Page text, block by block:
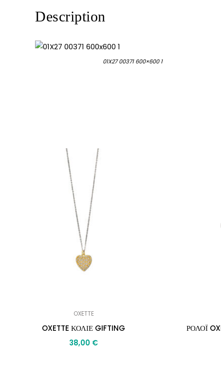
Description
01X27 00371 600×600 1
OXETTE
OXETTE ΚΟΛΙΕ GIFTING
38,00 €
ΡΟΛΟΪ